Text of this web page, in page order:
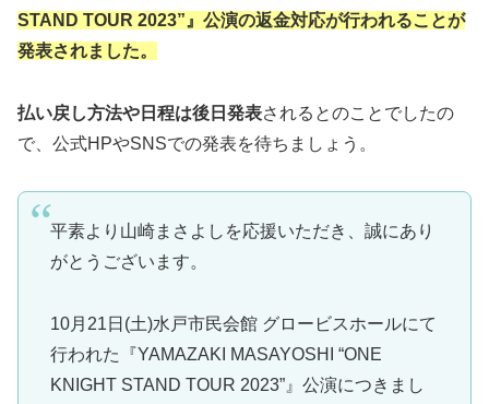
STAND TOUR 2023”』公演の返金対応が行われることが
発表されました。
払い戻し方法や日程は後日発表されるとのことでしたの
で、公式HPやSNSでの発表を待ちましょう。
平素より山崎まさよしを応援いただき、誠にあり
がとうございます。
10月21日(土)水戸市民会館 グロービスホールにて
行われた『YAMAZAKI MASAYOSHI “ONE
KNIGHT STAND TOUR 2023”』公演につきまし